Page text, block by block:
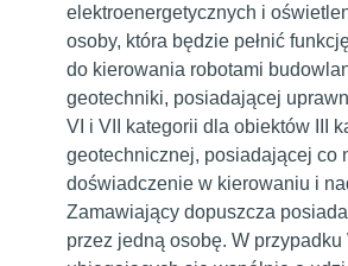
elektroenergetycznych i
osoby, która będzie pełnić
do kierowania robotami
geotechniki, posiadającej
VI i VII kategorii dla obiektów III
geotechnicznej, posiadającej co
doświadczenie w kierowaniu i
Zamawiający dopuszcza
przez jedną osobę. W